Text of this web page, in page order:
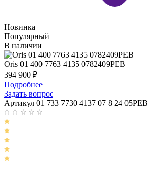
Новинка
Популярный
В наличии
Oris 01 400 7763 4135 0782409PEB
394 900 ₽
Подробнее
Задать вопрос
Артикул 01 733 7730 4137 07 8 24 05PEB